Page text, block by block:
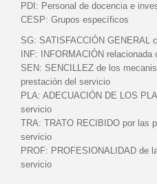
PDI: Personal de docencia e
CESP: Grupos específicos
SG: SATISFACCIÓN GENERAL
INF:
INFORMACIÓN
SEN: SENCILLEZ de los
prestación del servicio
PLA: ADECUACIÓN DE LOS
servicio
TRA: TRATO RECIBIDO por las
servicio
PROF: PROFESIONALIDAD de
servicio